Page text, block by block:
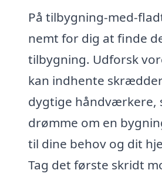
På tilbygning-med-
nemt for dig at finde
tilbygning. Udforsk
kan indhente
dygtige håndværkere,
drømme om en
til dine behov og dit
Tag det første skridt